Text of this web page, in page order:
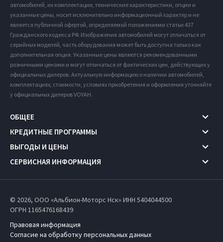
автомобилей, их комплектации, технические характеристики, опции и
указанные цены, носит исключительно информационный характер и не
является публичной офертой, определяемой положениями статьи 437
Гражданского кодекса РФ. Изображения автомобилей могут отличаться от
серийных моделей, часть оборудования может быть доступна только как
дополнительная опция. Указанные цены являются рекомендованными
розничными ценами и могут отличаться от фактических цен, действующих у
официальных дилеров. Актуальную информацию о наличии автомобилей,
комплектациях, стоимости, условиях приобретения и оформления уточняйте
у официальных дилеров VOYAH.
ОБЩЕЕ
КРЕДИТНЫЕ ПРОГРАММЫ
ВЫГОДЫ И ЦЕНЫ
СЕРВИСНАЯ ИНФОРМАЦИЯ
© 2026, ООО «Альбион-Моторс Нск» ИНН 5404044500
ОГРН 1165476168439
Правовая информация
Согласие на обработку персональных данных